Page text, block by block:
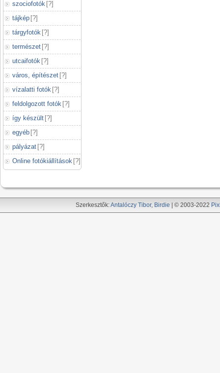
szociofotók [?]
tájkép [?]
tárgyfotók [?]
természet [?]
utcaifotók [?]
város, építészet [?]
vízalatti fotók [?]
feldolgozott fotók [?]
így készült [?]
egyéb [?]
pályázat [?]
Online fotókiállítások [?]
Szerkesztők:Antalóczy Tibor, Birdie | © 2003-2022